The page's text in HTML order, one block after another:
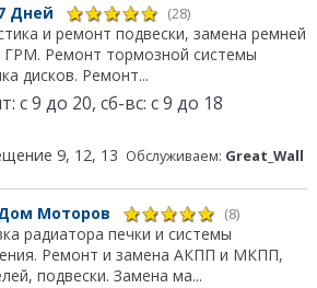
Дней (28)
и ремонт подвески, замена ремней
ГРМ. Ремонт тормозной системы
дисков. Ремонт...
с 9 до 20, сб-вс: с 9 до 18
9, 12, 13 Обслуживаем: Great_Wall
Моторов (8)
радиатора печки и системы
Ремонт и замена АКПП и МКПП,
подвески. Замена ма...